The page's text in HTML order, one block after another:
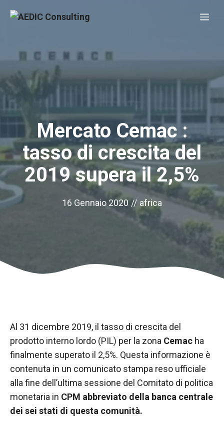
Mercato Cemac :
tasso di crescita del
2019 supera il 2,5%
16 Gennaio 2020 // africa
Al 31 dicembre 2019, il tasso di crescita del
prodotto interno lordo (PIL) per la zona Cemac ha
finalmente superato il 2,5%. Questa informazione è
contenuta in un comunicato stampa reso ufficiale
alla fine dell’ultima sessione del Comitato di politica
monetaria in CPM abbreviato della banca centrale
dei sei stati di questa comunità.
Necessario
Questi cookie
non sono
opzionali.